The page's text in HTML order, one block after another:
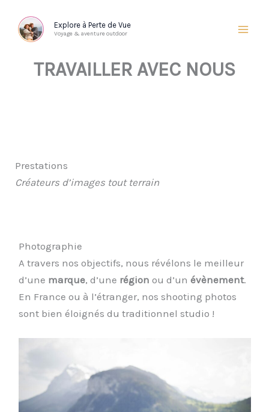
contenu
Explore à Perte de Vue
Voyage & aventure outdoor
TRAVAILLER AVEC NOUS
Prestations
Créateurs d’images tout terrain
Photographie
A travers nos objectifs, nous révélons le meilleur
d’une marque, d’une région ou d’un évènement.
En France ou à l’étranger, nos shooting photos
sont bien éloignés du traditionnel studio !